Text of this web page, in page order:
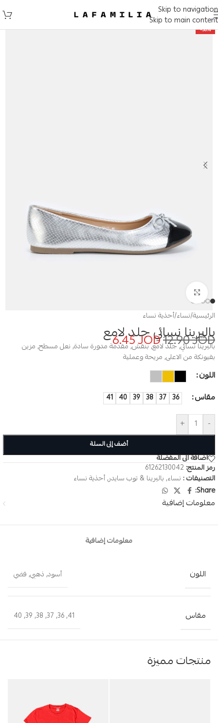
Skip to navigation
Skip to main content
-50%
الرئيسية/نساء/أحذية نساء
باليرينا نسائي جلد لامع
12.90JOD
6.45JOD
باليرينا نسائي, جلد لامع, بنقش, مقدمة مدورة سادة, نعل مسطح, مزين
بفيونكة من الاعلى, مريحة وعملية
اللون
مقاس
36
37
38
39
40
41
-
+
أضف إلى السلة
اضافة الى المفضلة
رمز المنتج: 61262130042
التصنيفات : نساء, باليرينا & توب سايدر,أحذية نساء
Share:
معلومات إضافية
معلومات إضافية
اللون أسود, ذهبي, فضي
مقاس 41
,
36
,
37
,
38
,
39
,
40
منتجات مميزة